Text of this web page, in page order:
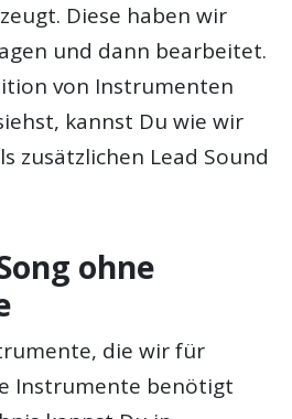
Diese haben wir
und dann bearbeitet.
von Instrumenten
kannst Du wie wir
zusätzlichen Lead Sound
ohne
die wir für
Instrumente benötigt